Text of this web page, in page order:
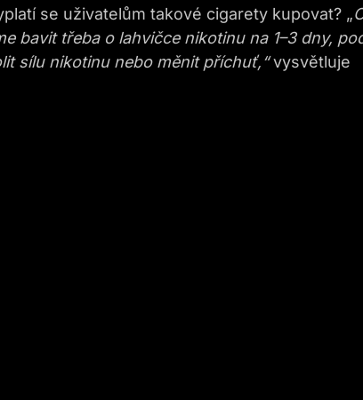
se uživatelům takové cigarety kupovat? „
bavit třeba o lahvičce nikotinu na 1–3 dny,
sílu nikotinu nebo měnit příchuť,“vysvětluje